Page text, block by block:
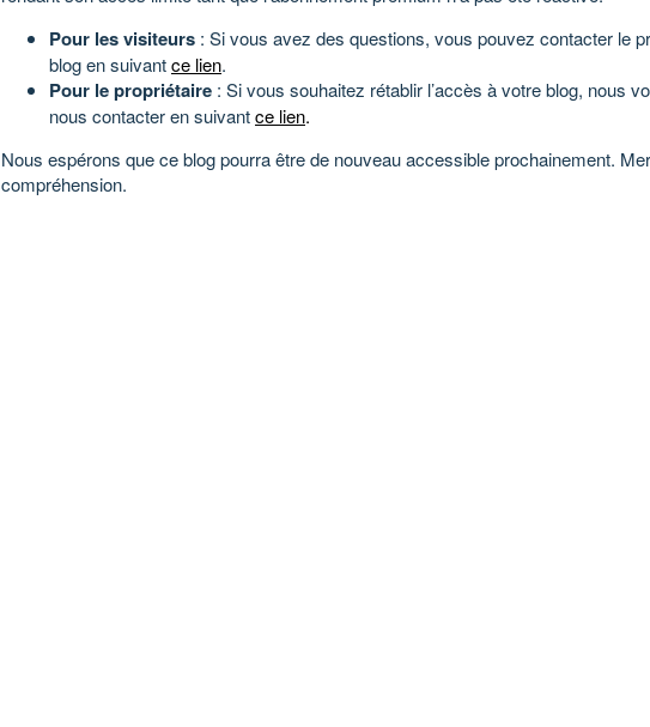
Pour les visiteurs : Si vous avez des questions, vous pouvez contacter le
blog en suivantce lien.
Pour le propriétaire : Si vous souhaitez rétablir l’accès à votre blog, nous
nous contacter en suivantce lien.
Nous espérons que ce blog pourra être de nouveau accessible prochainement.
compréhension.